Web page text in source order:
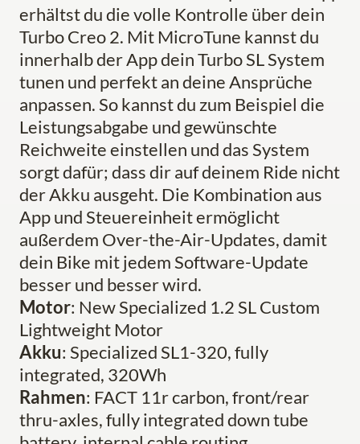
erhältst du die volle Kontrolle über dein
Turbo Creo 2. Mit MicroTune kannst du
innerhalb der App dein Turbo SL System
tunen und perfekt an deine Ansprüche
anpassen. So kannst du zum Beispiel die
Leistungsabgabe und gewünschte
Reichweite einstellen und das System
sorgt dafür; dass dir auf deinem Ride nicht
der Akku ausgeht. Die Kombination aus
App und Steuereinheit ermöglicht
außerdem Over-the-Air-Updates, damit
dein Bike mit jedem Software-Update
besser und besser wird.
Motor: New Specialized 1.2 SL Custom
Lightweight Motor
Akku: Specialized SL1-320, fully
integrated, 320Wh
Rahmen: FACT 11r carbon, front/rear
thru-axles, fully integrated down tube